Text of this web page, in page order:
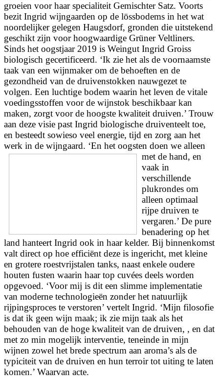
groeien voor haar specialiteit Gemischter Satz. Voorts
bezit Ingrid wijngaarden op de lössbodems in het wat
noordelijker gelegen Haugsdorf, gronden die uitstekend
geschikt zijn voor hoogwaardige Grüner Veltliners.
Sinds het oogstjaar 2019 is Weingut Ingrid Groiss
biologisch gecertificeerd. ‘Ik zie het als de voornaamste
taak van een wijnmaker om de behoeften en de
gezondheid van de druivenstokken nauwgezet te
volgen. Een luchtige bodem waarin het leven de vitale
voedingsstoffen voor de wijnstok beschikbaar kan
maken, zorgt voor de hoogste kwaliteit druiven.’ Trouw
aan deze visie past Ingrid biologische druiventeelt toe,
en besteedt sowieso veel energie, tijd en zorg aan het
werk in de wijngaard. ‘En het oogsten doen we alleen
met de hand, en
vaak in
verschillende
plukrondes om
alleen optimaal
rijpe druiven te
vergaren.’ De pure
benadering op het
land hanteert Ingrid ook in haar kelder. Bij binnenkomst
valt direct op hoe efficiënt deze is ingericht, met kleine
en grotere roestvrijstalen tanks, naast enkele oudere
houten fusten waarin haar top cuvées deels worden
opgevoed. ‘Voor mij is dit een slimme implementatie
van moderne technologieën zonder het natuurlijk
rijpingsproces te verstoren’ vertelt Ingrid. ‘Mijn filosofie
is dat ik geen wijn maak; ik zie mijn taak als het
behouden van de hoge kwaliteit van de druiven, , en dat
met zo min mogelijk interventie, teneinde in mijn
wijnen zowel het brede spectrum aan aroma’s als de
typiciteit van de druiven en hun terroir tot uiting te laten
komen.’ Waarvan acte.